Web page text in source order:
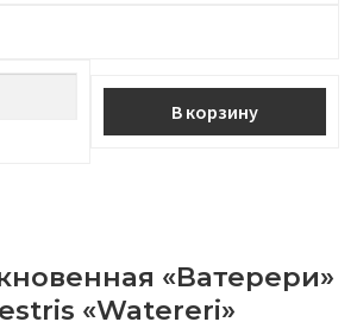
В корзину
«Ватерери»
«Watereri»